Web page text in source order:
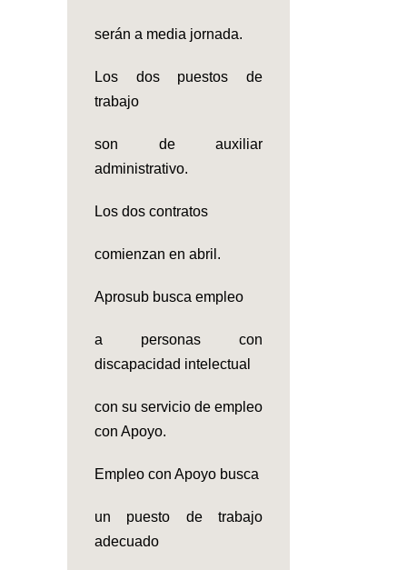
serán a media jornada.
Los dos puestos de
trabajo
son de auxiliar
administrativo.
Los dos contratos
comienzan en abril.
Aprosub busca empleo
a personas con
discapacidad intelectual
con su servicio de empleo
con Apoyo.
Empleo con Apoyo busca
un puesto de trabajo
adecuado